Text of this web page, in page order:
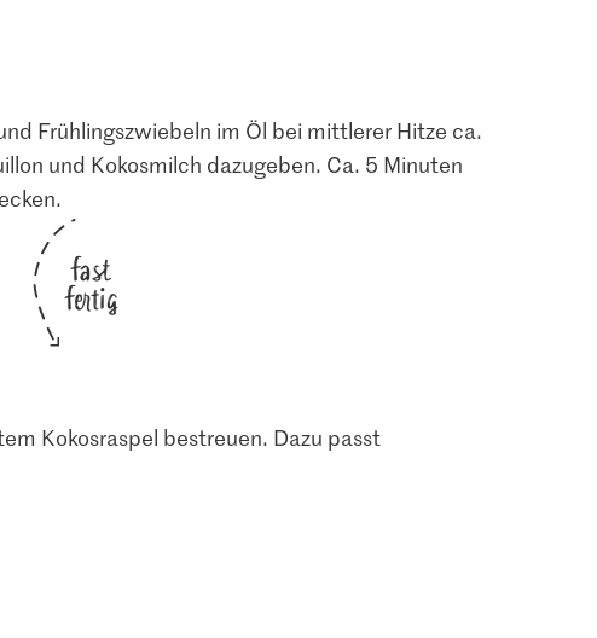
fluoridiert
Frühlingszwiebeln im Öl bei mittlerer Hitze ca.
und Kokosmilch dazugeben. Ca. 5 Minuten
fast
fertig
Kokosraspel bestreuen. Dazu passt